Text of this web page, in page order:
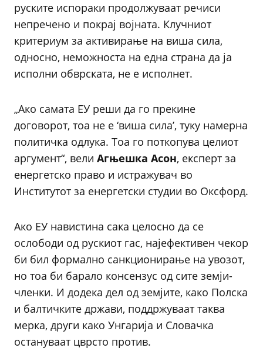
руските испораки продолжуваат речиси
непречено и покрај војната. Клучниот
критериум за активирање на виша сила,
односно, неможноста на една страна да ја
исполни обврската, не е исполнет.
„Ако самата ЕУ реши да го прекине
договорот, тоа не е ‘виша сила’, туку намерна
политичка одлука. Тоа го поткопува целиот
аргумент“, вели Агњешка Асон, експерт за
енергетско право и истражувач во
Институтот за енергетски студии во Оксфорд.
Ако ЕУ навистина сака целосно да се
ослободи од рускиот гас, најефективен чекор
би бил формално санкционирање на увозот,
но тоа би барало консензус од сите земји-
членки. И додека дел од земјите, како Полска
и балтичките држави, поддржуваат таква
мерка, други како Унгарија и Словачка
остануваат цврсто против.